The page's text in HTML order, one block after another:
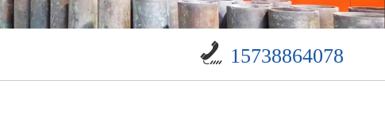
15738864078